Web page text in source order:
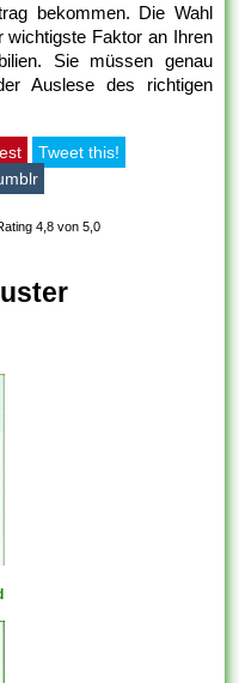
bekommen. Die Wahl
wichtigste Faktor an Ihren
Sie müssen genau
Auslese des richtigen
Tweet this!
4,8 von 5,0